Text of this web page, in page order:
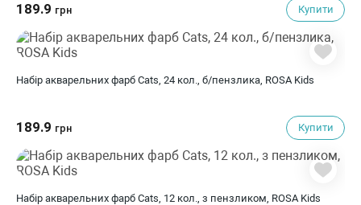
189.9 грн Купити
Набір акварельних фарб Cats, 24 кол., б/пензлика, ROSA Kids
189.9 грн Купити
Набір акварельних фарб Cats, 12 кол., з пензликом, ROSA Kids